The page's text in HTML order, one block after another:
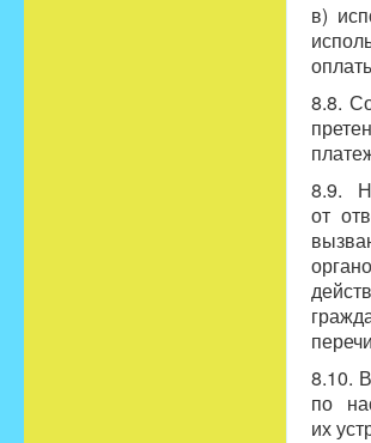
в)
8.8.
8.9.
от
8.10.
по
их